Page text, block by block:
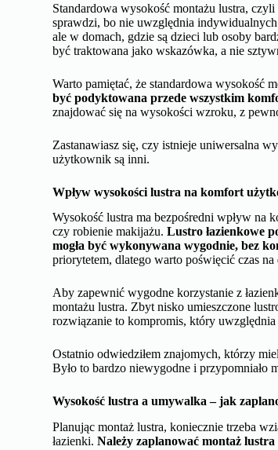
Standardowa wysokość montażu lustra,
sprawdzi, bo nie uwzględnia
ale w domach, gdzie są dzieci lub osoby
być traktowana jako wskazówka, a nie
Warto pamiętać, że standardowa wysokość
być podyktowana przede wszystkim
znajdować się na wysokości wzroku, z
Zastanawiasz się, czy istnieje uniwersalna
użytkownik są inni.
Wpływ wysokości lustra na komfort
Wysokość lustra ma bezpośredni wpływ na
czy robienie makijażu.Lustro łazienkowe
mogła być wykonywana wygodnie, bez
priorytetem, dlatego warto poświęcić czas
Aby zapewnić wygodne korzystanie z
montażu lustra. Zbyt nisko umieszczone
rozwiązanie to kompromis, który
Ostatnio odwiedziłem znajomych, którzy
Było to bardzo niewygodne i przypomniało
Wysokość lustra a umywalka – jak
Planując montaż lustra, koniecznie trzeba
łazienki.Należy zaplanować montaż